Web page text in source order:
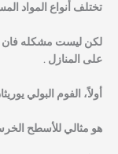
تختلف أنواع المواد
لكن ليست مشكله فان
على المنازل .
أولاً، الفوم البولي
هو مثالي للأسطح